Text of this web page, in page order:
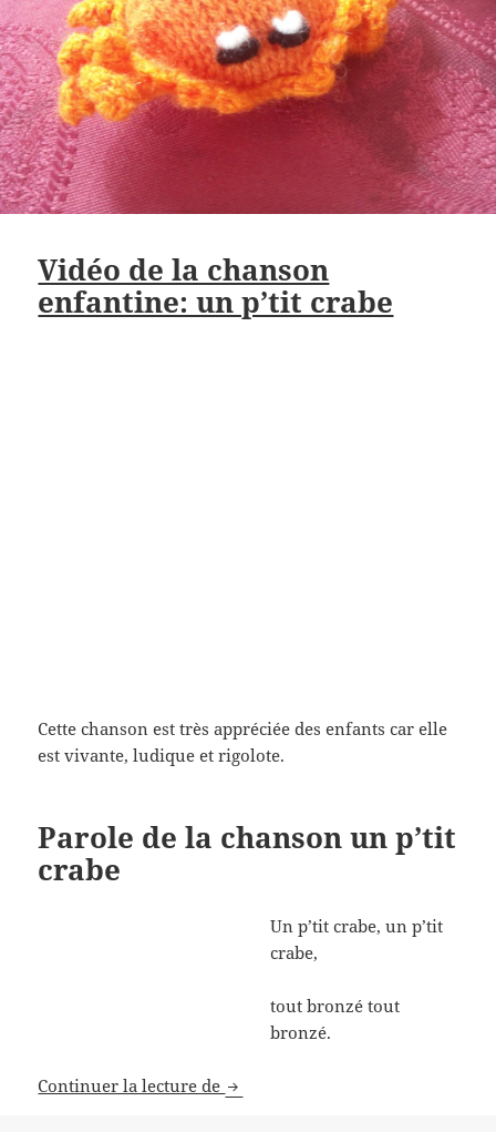
Vidéo de la chanson
enfantine: un p’tit crabe
Cette chanson est très appréciée des enfants car elle
est vivante, ludique et rigolote.
Parole de la chanson un p’tit
crabe
Un p’tit crabe, un p’tit
crabe,
tout bronzé tout
bronzé.
Continuer la lecture de Vidéo de la chanson enfantine: